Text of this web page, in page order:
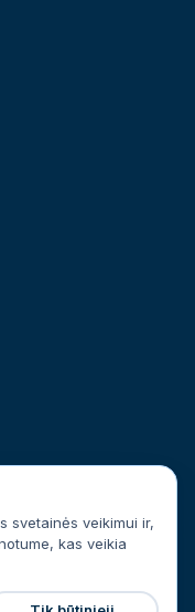
svetainės veikimui ir,
kas veikia